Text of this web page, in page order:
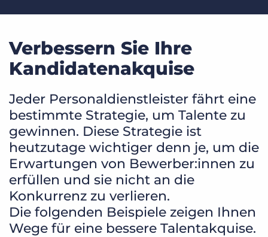
Verbessern Sie Ihre
Kandidatenakquise
Jeder Personaldienstleister fährt eine
bestimmte Strategie, um Talente zu
gewinnen. Diese Strategie ist
heutzutage wichtiger denn je, um die
Erwartungen von Bewerber:innen zu
erfüllen und sie nicht an die
Konkurrenz zu verlieren.
Die folgenden Beispiele zeigen Ihnen
Wege für eine bessere Talentakquise.